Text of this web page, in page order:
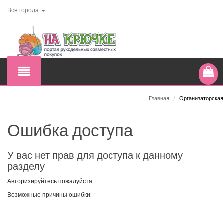
Все города
Главная / Организаторская
Ошибка доступа
У вас нет прав для доступа к данному
разделу
Авторизируйтесь пожалуйста.
Возможные причины ошибки: